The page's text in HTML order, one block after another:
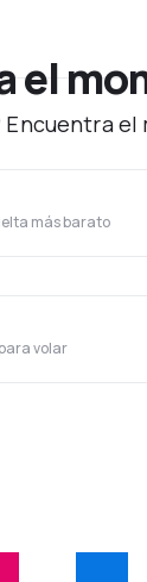
el
el
más barato
volar